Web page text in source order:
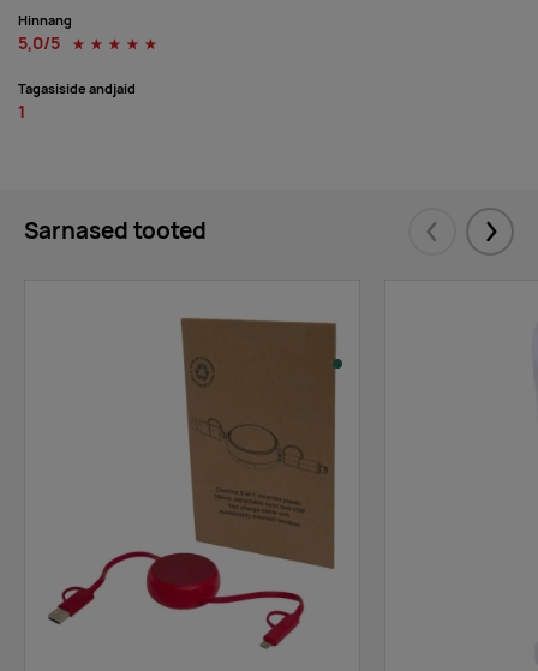
Hinnang
5,0/5 ☆
☆
☆
☆
☆
Tagasiside andjaid
1
Sarnased tooted Eelmised